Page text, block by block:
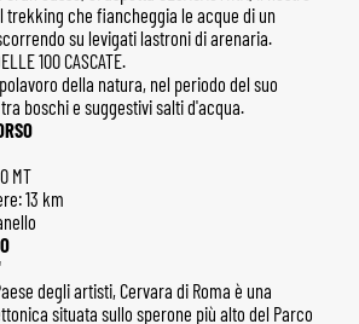
trekking che fiancheggia le acque di un
su levigati lastroni di arenaria.
100 CASCATE.
della natura, nel periodo del suo
boschi e suggestivi salti d'acqua.
MT
13 km
degli artisti, Cervara di Roma è una
situata sullo sperone più alto del Parco